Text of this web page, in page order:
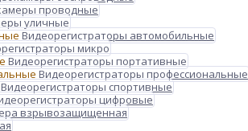
проводные
уличные
Видеорегистраторы автомобильные
микро
Видеорегистраторы портативные
Видеорегистраторы профессиональные
Видеорегистраторы спортивные
цифровые
взрывозащищенная